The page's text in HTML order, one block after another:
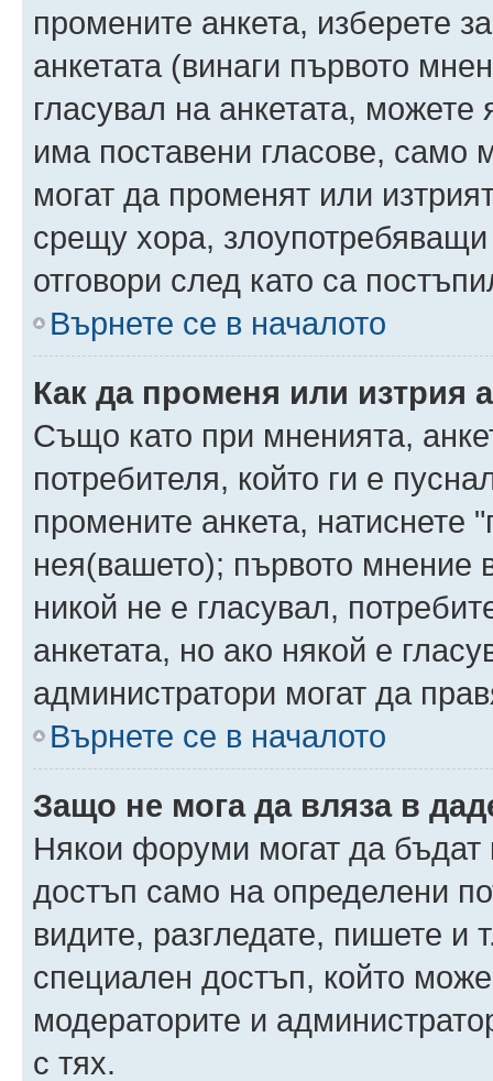
промените анкета, изберете
анкетата (винаги първото
гласувал на анкетата,
има поставени гласове, само
могат да променят или
срещу хора,
отговори след като са
Върнете се в началото
Как да променя или изтрия
Също като при мненията,
потребителя, който ги е
промените анкета, натиснете
нея(вашето); първото мнение
никой не е гласувал,
анкетата, но ако някой е
администратори могат да
Върнете се в началото
Защо не мога да вляза в
Някои форуми могат да бъдат
достъп само на определени
видите, разгледате, пишете
специален достъп, който
модераторите и
с тях.